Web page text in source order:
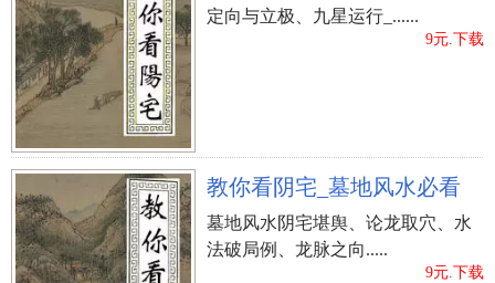
定向与立极、九星运行_......
9元.下载
教你看阴宅_墓地风水必看
墓地风水阴宅堪舆、论龙取穴、水
法破局例、龙脉之向.....
9元.下载